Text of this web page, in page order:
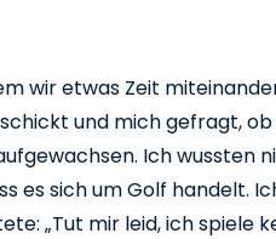
wir etwas Zeit
und mich gefragt,
Ich wussten
es sich um Golf handelt.
„Tut mir leid, ich spiele